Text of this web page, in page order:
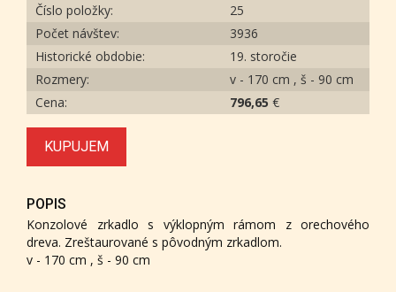
Číslo položky:
25
Počet návštev:
3936
Historické obdobie:
19. storočie
Rozmery:
v - 170 cm , š - 90 cm
Cena:
796,65 €
KUPUJEM
POPIS
Konzolové zrkadlo s výklopným rámom z orechového
dreva. Zreštaurované s pôvodným zrkadlom.
v - 170 cm , š - 90 cm